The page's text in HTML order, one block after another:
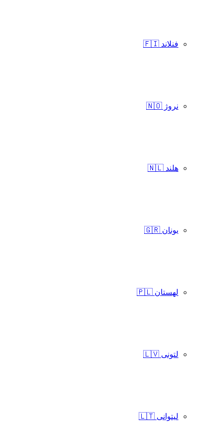
فنلاند 🇫🇮
نروژ 🇳🇴
هلند 🇳🇱
یونان 🇬🇷
لهستان 🇵🇱
لتونی 🇱🇻
لیتوانی 🇱🇹